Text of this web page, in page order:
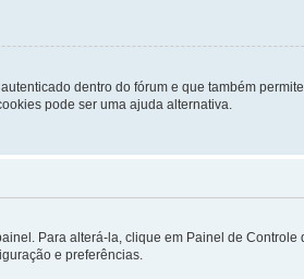
dentro do fórum e que também
pode ser uma ajuda alternativa.
Para alterá-la, clique em Painel de
e preferências.